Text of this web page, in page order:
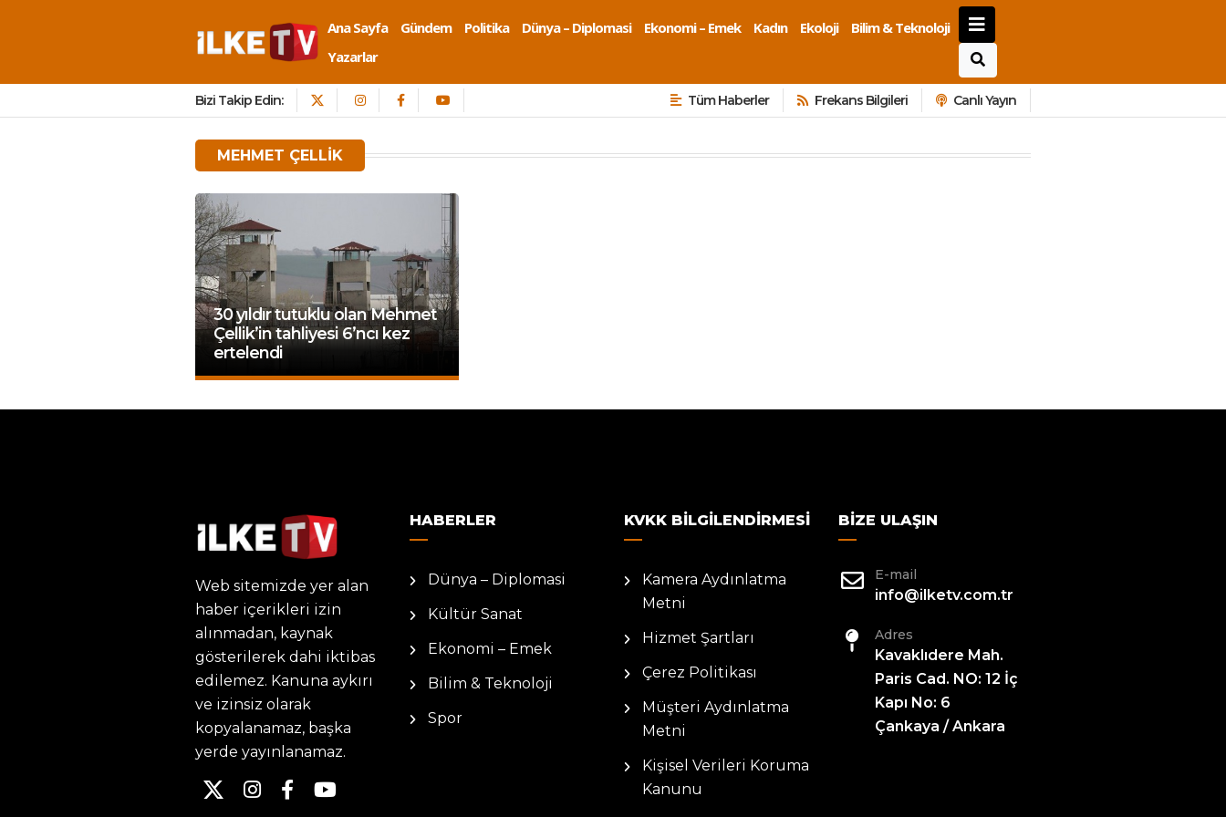
Ana Sayfa Gündem Politika Dünya – Diplomasi Ekonomi – Emek Kadın Ekoloji
Bilim & Teknoloji
Yazarlar
Bizi Takip Edin: Tüm Haberler Frekans Bilgileri Canlı Yayın
MEHMET ÇELLIK
30 yıldır tutuklu olan Mehmet
Çellik’in tahliyesi 6’ncı kez
ertelendi
Web sitemizde yer alan
haber içerikleri izin
alınmadan, kaynak
gösterilerek dahi iktibas
edilemez. Kanuna aykırı
ve izinsiz olarak
kopyalanamaz, başka
yerde yayınlanamaz.
HABERLER
Dünya – Diplomasi
Kültür Sanat
Ekonomi – Emek
Bilim & Teknoloji
Spor
KVKK BILGILENDIRMESI
Kamera Aydınlatma
Metni
Hizmet Şartları
Çerez Politikası
Müşteri Aydınlatma
Metni
Kişisel Verileri Koruma
Kanunu
BIZE ULAŞIN
E-mail
info@ilketv.com.tr
Adres
Kavaklıdere Mah.
Paris Cad. NO: 12 İç
Kapı No: 6
Çankaya / Ankara